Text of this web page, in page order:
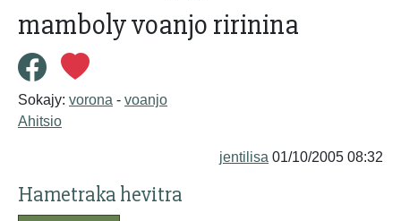
mamboly voanjo ririnina
Sokajy: vorona - voanjo
Ahitsio
jentilisa 01/10/2005 08:32
Hametraka hevitra